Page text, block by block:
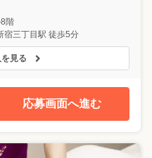
階
宿三丁目駅 徒歩5分
見る
応募画面へ進む